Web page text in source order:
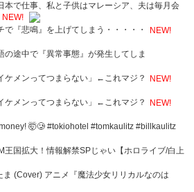
本で仕事、私と子供はマレーシア、夫は毎月会
NEW!
で『悲鳴』を上げてしまう・・・・・
NEW!
の途中で『異常事態』が発生してしま
ケメンってつまらない」←これマジ？
NEW!
ケメンってつまらない」←これマジ？ NEW!
🤯🥲 #tokiohotel #tomkaulitz #billkaulitz
王国拡大！情報解禁SPじゃい【ホロライブ/白上
ま (Cover) アニメ『魔法少女リリカルなのは